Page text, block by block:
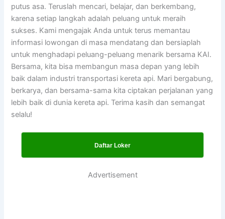
putus asa. Teruslah mencari, belajar, dan berkembang,
karena setiap langkah adalah peluang untuk meraih
sukses. Kami mengajak Anda untuk terus memantau
informasi lowongan di masa mendatang dan bersiaplah
untuk menghadapi peluang-peluang menarik bersama KAI.
Bersama, kita bisa membangun masa depan yang lebih
baik dalam industri transportasi kereta api. Mari bergabung,
berkarya, dan bersama-sama kita ciptakan perjalanan yang
lebih baik di dunia kereta api. Terima kasih dan semangat
selalu!
Daftar Loker
Advertisement